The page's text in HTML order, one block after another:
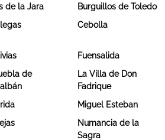
de la Jara Burguillos de Toledo
Cebolla
Fuensalida
de
La Villa de Don
Fadrique
Miguel Esteban
Numancia de la
Sagra